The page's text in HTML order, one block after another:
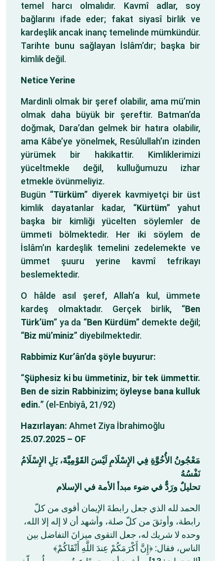
temel harcı olmalıdır. Kavmî adlar, soy
bağlarını ifade eder; fakat siyasî birlik ve
kardeşlik ancak inanç temelinde mümkündür.
Tarihte bunu sağlayan İslâm’dır; başka bir
kimlik değil.
Netice Yerine
Mardinli olmak bir şeref olabilir, ama mü’min
olmak daha büyük bir şereftir. Batman’da
doğmak, Dara’dan gelmek bir hatıra olabilir,
ama Kâbe’ye yönelmek, Resûlullah’ın izinden
yürümek bir hakikattir. Kimliklerimizi
yüceltmekle değil, kulluğumuzu izhar
etmekle övünmeliyiz.
Bugün “Türküm” diyerek kavmiyetçi bir üst
kimlik dayatanlar kadar, “Kürtüm” yahut
başka bir kimliği yücelten söylemler de
ümmeti bölmektedir. Her iki söylem de
İslâm’ın kardeşlik temelini zedelemekte ve
ümmet şuuru yerine kavmî tefrikayı
beslemektedir.
O hâlde asıl şeref, Allah’a kul, ümmete
kardeş olmaktadır. Gerçek birlik, “Ben
Türk’üm” ya da “Ben Kürdüm” demekte değil;
“Biz mü’miniz” diyebilmektedir.
Rabbimiz Kur’ân’da şöyle buyurur:
“Şüphesiz ki bu ümmetiniz, bir tek ümmettir.
Ben de sizin Rabbinizim; öyleyse bana kulluk
edin.” (el-Enbiyâ, 21/92)
Hazırlayan: Ahmet Ziya İbrahimoğlu
25.07.2025 – OF
مَعْجُونُ الأُخُوَّةِ فِي الإِسْلَامِ لَيْسَ القَوْمِيَّةَ، بَلِ الإِسْلَامُ
نَفْسُهُ
تحليلٌ ورَدٌّ في ضوء مبدأ الأمة في الإسلام
الحمد لله الذي جعل رابطةَ الإيمان أقوى من كلّ
رابطة، وأوثقَ من كلّ صلة، وأشهد أن لا إله إلا الله،
وحده لا شريك له، جعل التقوى ميزانَ التفاضل بين
الناس، فقال: ﴿إِنَّ أَكْرَمَكُمْ عِندَ اللَّهِ أَتْقَاكُمْ﴾